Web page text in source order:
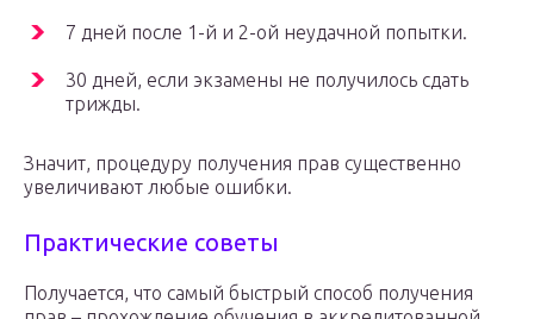
7 дней после 1-й и 2-ой неудачной попытки.
30 дней, если экзамены не получилось сдать
трижды.
Значит, процедуру получения прав существенно
увеличивают любые ошибки.
Практические советы
Получается, что самый быстрый способ получения